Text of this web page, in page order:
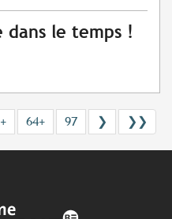
dans le temps !
64+ 97 ❯ ❯❯